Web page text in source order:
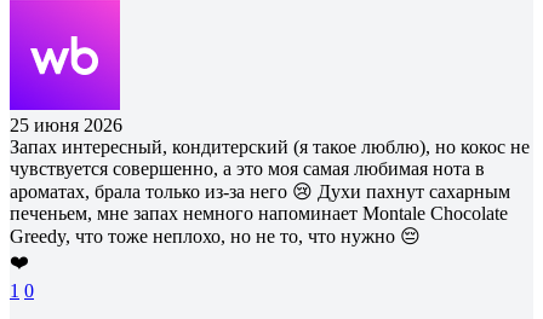
25 июня 2026
Запах интересный, кондитерский (я такое люблю), но кокос не
чувствуется совершенно, а это моя самая любимая нота в
ароматах, брала только из-за него 😢 Духи пахнут сахарным
печеньем, мне запах немного напоминает Montale Chocolate
Greedy, что тоже неплохо, но не то, что нужно 😔
❤️
1 0